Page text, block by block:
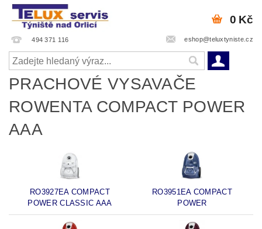
494 371 116 eshop@teluxtyniste.cz
0 Kč
PRACHOVÉ VYSAVAČE
ROWENTA COMPACT POWER
AAA
RO3927EA COMPACT
POWER CLASSIC AAA
RO3951EA COMPACT
POWER